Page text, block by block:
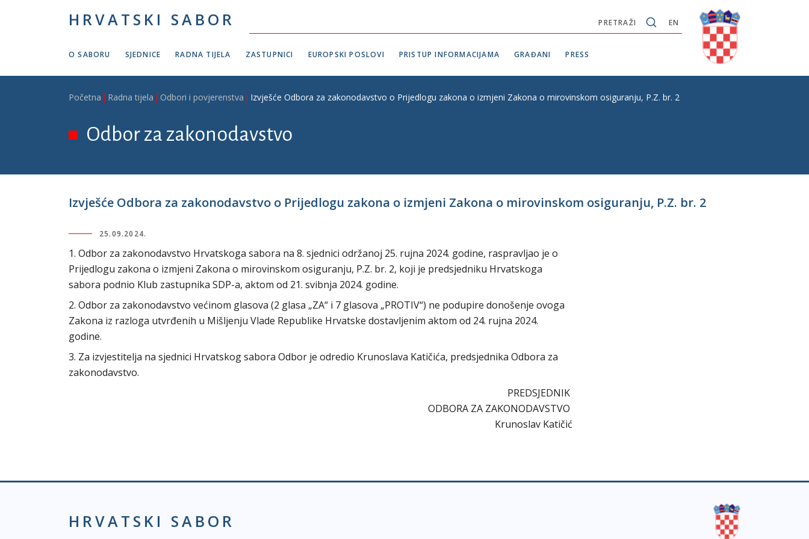
HRVATSKI SABOR EN
PRETRAŽI
O SABORU SJEDNICE RADNA TIJELA ZASTUPNICI EUROPSKI POSLOVI PRISTUP INFORMACIJAMA GRAĐANI PRESS
Breadcrumb
Početna Radna tijela Odbori i povjerenstva Izvješće Odbora za zakonodavstvo o Prijedlogu zakona o izmjeni Zakona o mirovinskom osiguranju, P.Z. br. 2
Odbor za zakonodavstvo
Izvješće Odbora za zakonodavstvo o Prijedlogu zakona o izmjeni Zakona o mirovinskom osiguranju, P.Z. br. 2
25.09.2024.
1. Odbor za zakonodavstvo Hrvatskoga sabora na 8. sjednici održanoj 25. rujna 2024. godine, raspravljao je o
Prijedlogu zakona o izmjeni Zakona o mirovinskom osiguranju, P.Z. br. 2, koji je predsjedniku Hrvatskoga
sabora podnio Klub zastupnika SDP-a, aktom od 21. svibnja 2024. godine.
2. Odbor za zakonodavstvo većinom glasova (2 glasa „ZA“ i 7 glasova „PROTIV“) ne podupire donošenje ovoga
Zakona iz razloga utvrđenih u Mišljenju Vlade Republike Hrvatske dostavljenim aktom od 24. rujna 2024.
godine.
3. Za izvjestitelja na sjednici Hrvatskog sabora Odbor je odredio Krunoslava Katičića, predsjednika Odbora za
zakonodavstvo.
PREDSJEDNIK
ODBORA ZA ZAKONODAVSTVO
Krunoslav Katičić
HRVATSKI SABOR